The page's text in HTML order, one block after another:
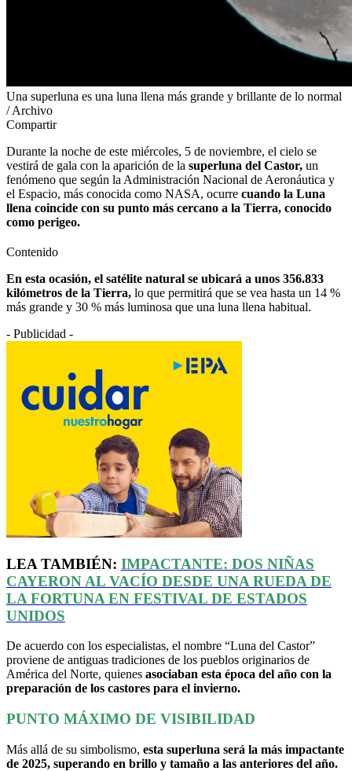
Una superluna es una luna llena más grande y brillante de lo normal
/ Archivo
Compartir
Durante la noche de este miércoles, 5 de noviembre, el cielo se
vestirá de gala con la aparición de la superluna del Castor, un
fenómeno que según la Administración Nacional de Aeronáutica y
el Espacio, más conocida como NASA, ocurre cuando la Luna
llena coincide con su punto más cercano a la Tierra, conocido
como perigeo.
Contenido
En esta ocasión, el satélite natural se ubicará a unos 356.833
kilómetros de la Tierra, lo que permitirá que se vea hasta un 14 %
más grande y 30 % más luminosa que una luna llena habitual.
- Publicidad -
LEA TAMBIÉN: IMPACTANTE: DOS NIÑAS
CAYERON AL VACÍO DESDE UNA RUEDA DE
LA FORTUNA EN FESTIVAL DE ESTADOS
UNIDOS
De acuerdo con los especialistas, el nombre “Luna del Castor”
proviene de antiguas tradiciones de los pueblos originarios de
América del Norte, quienes asociaban esta época del año con la
preparación de los castores para el invierno.
PUNTO MÁXIMO DE VISIBILIDAD
Más allá de su simbolismo, esta superluna será la más impactante
de 2025, superando en brillo y tamaño a las anteriores del año.